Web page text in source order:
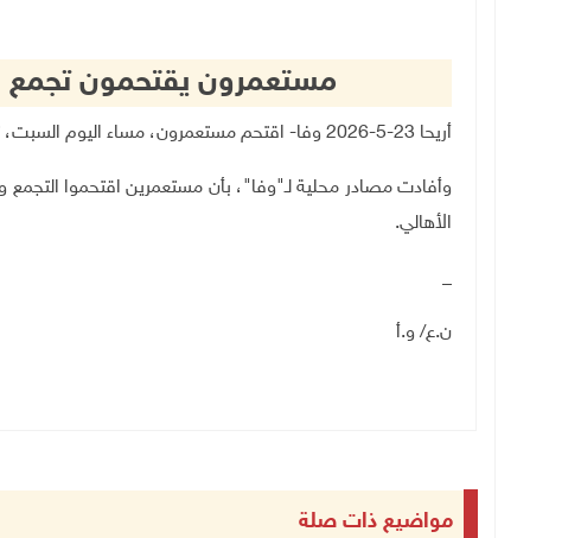
مستعمرون يقتحمون تجمع
أريحا 23-5-2026 وفا- اقتحم مستعمرون، مساء اليوم السبت، تجمع "حلق الرمانة"، غرب أريحا
وأفادت مصادر محلية لـ"وفا"، بأن مستعمرين اقتحموا التجمع
الأهالي.
_
ن.ع/ و.أ
مواضيع ذات صلة